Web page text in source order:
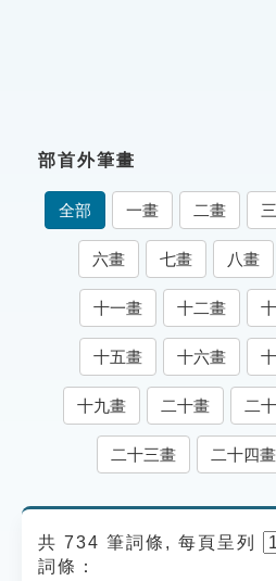
成語故事
索引選單
知識索引
單字索引
生命大百科索引
遊戲專區
貓頭鷹博士
部首外筆畫
全部 一畫 二畫
六畫 七畫 八畫
十一畫 十二畫
十五畫 十六畫
十九畫 二十畫 二
二十三畫 二十四畫
共 734 筆詞條, 每頁呈列
詞條：